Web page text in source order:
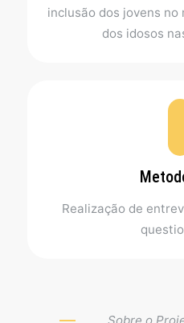
inclusão dos jovens
dos idosos
Realização de
Sobre o